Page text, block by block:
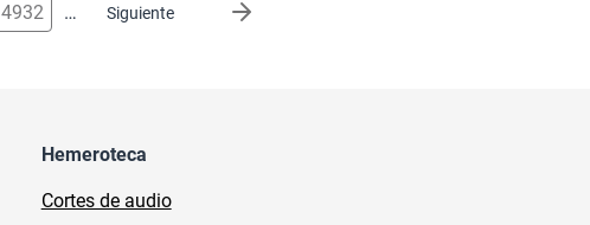
4932 … Siguiente
Siguiente página
Hemeroteca
Cortes de audio